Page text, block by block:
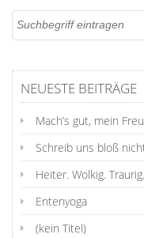
NEUESTE BEITRÄGE
Mach’s gut, mein
Schreib uns bloß
Heiter. Wolkig. Traurig.
Entenyoga
(kein Titel)